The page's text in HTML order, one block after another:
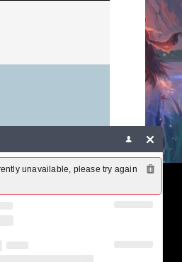
unavailable, please try again